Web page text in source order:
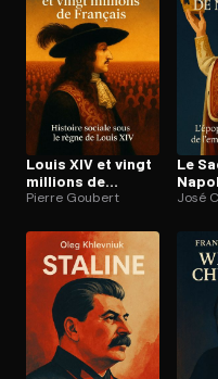
Ouvre l'app
Louis XIV et vingt
millions de
Français
Pierre Goubert
Le
José